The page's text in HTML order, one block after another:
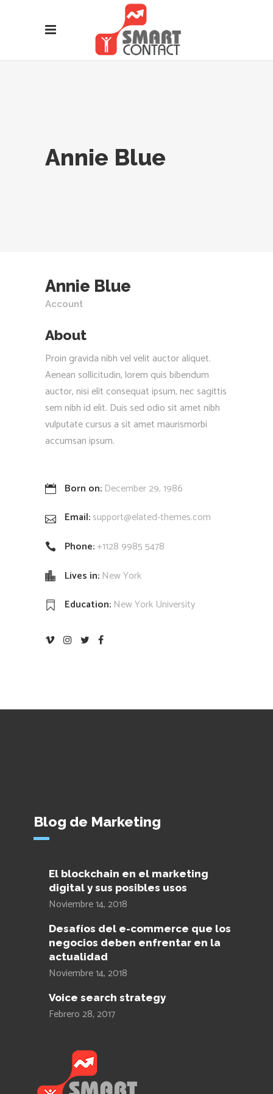
Annie Blue
Annie Blue
Account
About
Proin gravida nibh vel velit auctor aliquet.
Aenean sollicitudin, lorem quis bibendum
auctor, nisi elit consequat ipsum, nec sagittis
sem nibh id elit. Duis sed odio sit amet nibh
vulputate cursus a sit amet maurismorbi
accumsan ipsum.
Born on: December 29, 1986
Email:support@elated-themes.com
Phone:+1128 9985 5478
Lives in: New York
Education: New York University
Blog de Marketing
El blockchain en el marketing
digital y sus posibles usos
Noviembre 14, 2018
Desafíos del e-commerce que los
negocios deben enfrentar en la
actualidad
Noviembre 14, 2018
Voice search strategy
Febrero 28, 2017